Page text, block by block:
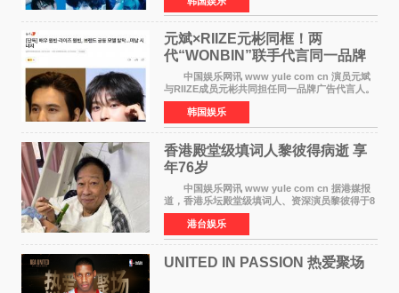
离开THE BOYZ原所
元斌×RIIZE元彬同框！两
代“WONBIN”联手代言同一品牌
颜值天花板合体
中国娱乐网讯 www yule com cn 演员元斌
与RIIZE成员元彬共同担任同一品牌广告代言人。
6日据独家报道，继演员元斌之后，RIIZE元彬最
近也被选为某在线中介平台A公司的共同广告代言
人，两人将作
韩国娱乐
香港殿堂级填词人黎彼得病逝 享
年76岁​
中国娱乐网讯 www yule com cn 据港媒报
道，香港乐坛殿堂级填词人、资深演员黎彼得于8
月5日上午因病离世，终年76岁。好友钟志光透
露，黎彼得今年3月中风后便卧床休养，身体机能
持续衰退，最
港台娱乐
UNITED IN PASSION 热爱聚场